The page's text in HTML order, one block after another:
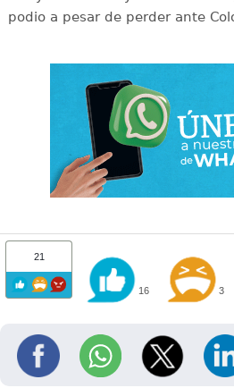
podio a pesar de perder ante
21
16 3